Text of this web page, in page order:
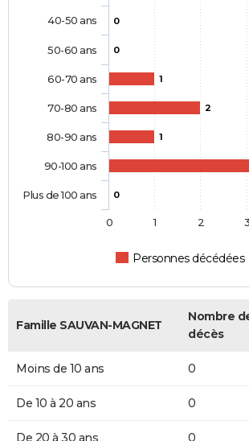
0
0
1
2
1
0
Personnes décédées
40-50 ans
50-60 ans
60-70 ans
70-80 ans
80-90 ans
90-100 ans
Plus de 100 ans
0 1 2 3
Famille SAUVAN-MAGNET
Nombre
décès
Moins de 10 ans 0
De 10 à 20 ans 0
De 20 à 30 ans 0